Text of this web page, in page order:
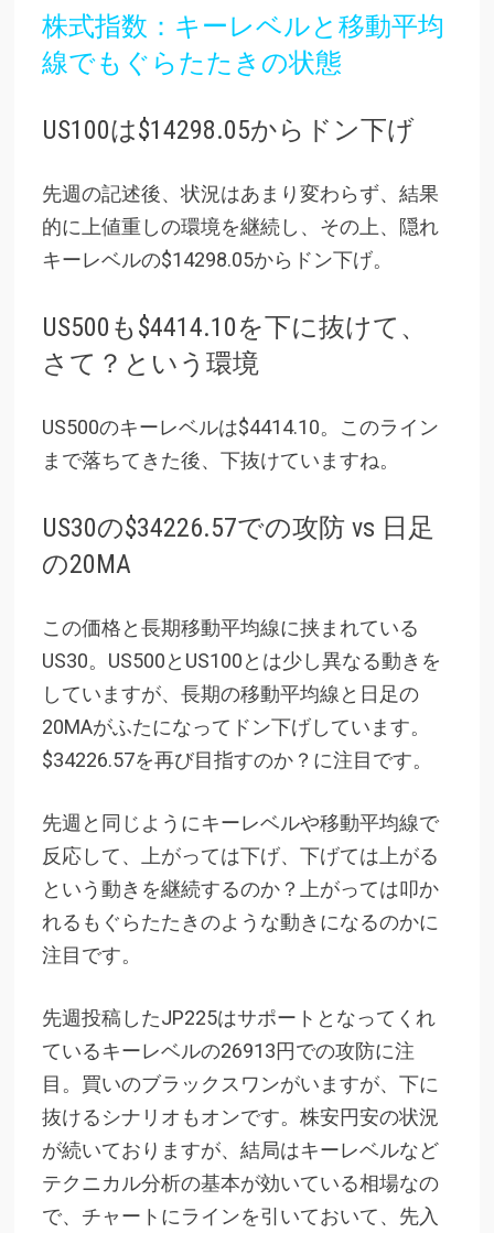
株式指数：キーレベルと移動平均
線でもぐらたたきの状態
US100は$14298.05からドン下げ
先週の記述後、状況はあまり変わらず、結果
的に上値重しの環境を継続し、その上、隠れ
キーレベルの$14298.05からドン下げ。
US500も$4414.10を下に抜けて、
さて？という環境
US500のキーレベルは$4414.10。このライン
まで落ちてきた後、下抜けていますね。
US30の$34226.57での攻防 vs 日足
の20MA
この価格と長期移動平均線に挟まれている
US30。US500とUS100とは少し異なる動きを
していますが、長期の移動平均線と日足の
20MAがふたになってドン下げしています。
$34226.57を再び目指すのか？に注目です。
先週と同じようにキーレベルや移動平均線で
反応して、上がっては下げ、下げては上がる
という動きを継続するのか？上がっては叩か
れるもぐらたたきのような動きになるのかに
注目です。
先週投稿したJP225はサポートとなってくれ
ているキーレベルの26913円での攻防に注
目。買いのブラックスワンがいますが、下に
抜けるシナリオもオンです。株安円安の状況
が続いておりますが、結局はキーレベルなど
テクニカル分析の基本が効いている相場なの
で、チャートにラインを引いておいて、先入